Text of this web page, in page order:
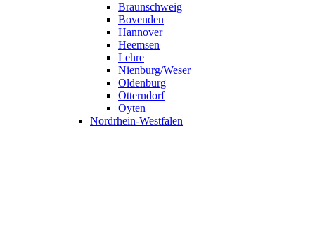
Braunschweig
Bovenden
Hannover
Heemsen
Lehre
Nienburg/Weser
Oldenburg
Otterndorf
Oyten
Nordrhein-Westfalen